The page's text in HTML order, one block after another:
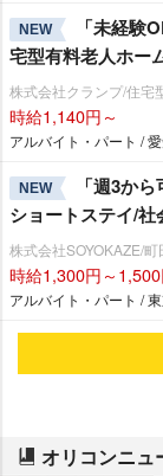
NEW
「未経験
宅型有料老人ホー
株式会社クランプ/住宅
時給1,140円～
アルバイト・パート /
NEW
「週3か
ショートステイ/社
株式会社SOYOKAZE/
時給1,300円～
アルバイト・パート /
オリコンニュ